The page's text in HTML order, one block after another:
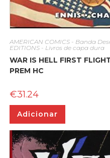
AMERICAN COMICS - Banda
EDITIONS - Livros de capa dura
WAR IS HELL FIRST
PREM HC
€31.24
Adicionar